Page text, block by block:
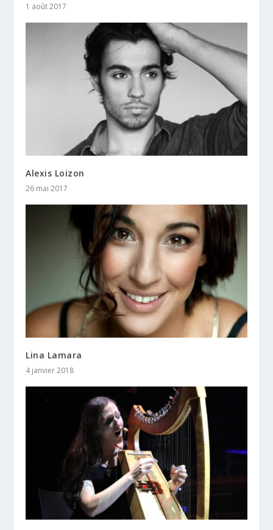
1 août 2017
Alexis Loizon
26 mai 2017
Lina Lamara
4 janvier 2018